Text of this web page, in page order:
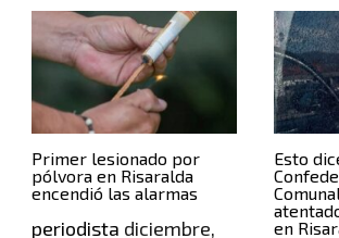
Primer lesionado por
pólvora en Risaralda
encendió las alarmas
periodista diciembre,
Esto
en